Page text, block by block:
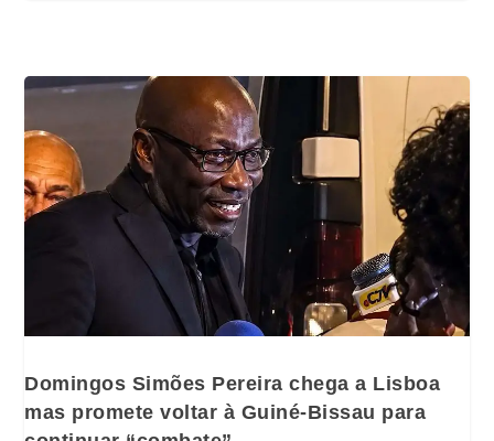
Domingos Simões Pereira chega a Lisboa
mas promete voltar à Guiné-Bissau para